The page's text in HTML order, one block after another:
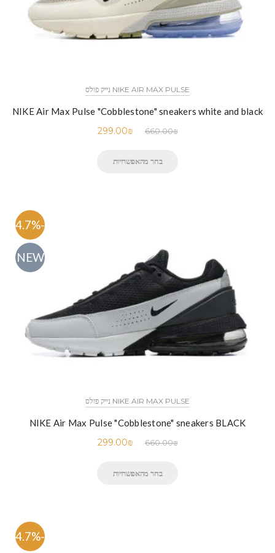
NIKE AIR MAX PULSE נייק פולס
NIKE Air Max Pulse "Cobblestone" sneakers white and black
660.00₪
299.00₪
בחר מהאפשרויות
-54.7%
NEW
NIKE AIR MAX PULSE נייק פולס
NIKE Air Max Pulse "Cobblestone" sneakers BLACK
660.00₪
299.00₪
בחר מהאפשרויות
-54.7%